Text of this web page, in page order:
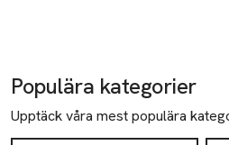
Populära kategorier
Upptäck våra mest populära